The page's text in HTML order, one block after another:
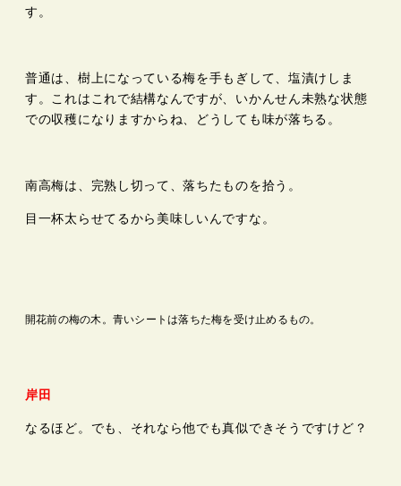
す。
普通は、樹上になっている梅を手もぎして、塩漬けしま
す。これはこれで結構なんですが、いかんせん未熟な状態
での収穫になりますからね、どうしても味が落ちる。
南高梅は、完熟し切って、落ちたものを拾う。
目一杯太らせてるから美味しいんですな。
開花前の梅の木。青いシートは落ちた梅を受け止めるもの。
岸田
なるほど。でも、それなら他でも真似できそうですけど？